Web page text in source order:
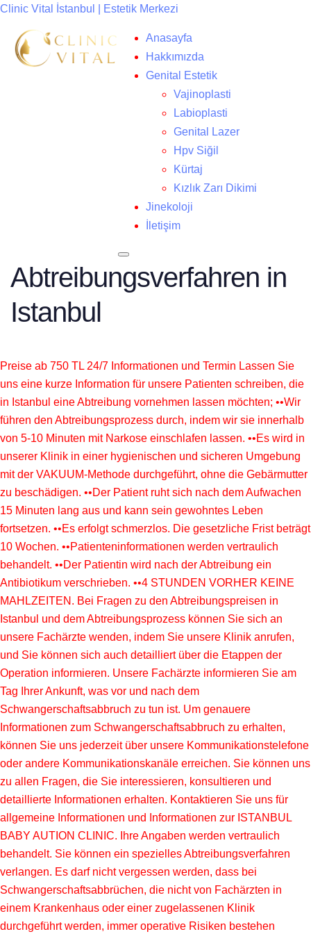
Clinic Vital İstanbul | Estetik Merkezi
Anasayfa
Hakkımızda
Genital Estetik
Vajinoplasti
Labioplasti
Genital Lazer
Hpv Siğil
Kürtaj
Kızlık Zarı Dikimi
Jinekoloji
İletişim
Abtreibungsverfahren in
Istanbul
Preise ab 750 TL 24/7 Informationen und Termin Lassen Sie
uns eine kurze Information für unsere Patienten schreiben, die
in Istanbul eine Abtreibung vornehmen lassen möchten; ••Wir
führen den Abtreibungsprozess durch, indem wir sie innerhalb
von 5-10 Minuten mit Narkose einschlafen lassen. ••Es wird in
unserer Klinik in einer hygienischen und sicheren Umgebung
mit der VAKUUM-Methode durchgeführt, ohne die Gebärmutter
zu beschädigen. ••Der Patient ruht sich nach dem Aufwachen
15 Minuten lang aus und kann sein gewohntes Leben
fortsetzen. ••Es erfolgt schmerzlos. Die gesetzliche Frist beträgt
10 Wochen. ••Patienteninformationen werden vertraulich
behandelt. ••Der Patientin wird nach der Abtreibung ein
Antibiotikum verschrieben. ••4 STUNDEN VORHER KEINE
MAHLZEITEN. Bei Fragen zu den Abtreibungspreisen in
Istanbul und dem Abtreibungsprozess können Sie sich an
unsere Fachärzte wenden, indem Sie unsere Klinik anrufen,
und Sie können sich auch detailliert über die Etappen der
Operation informieren. Unsere Fachärzte informieren Sie am
Tag Ihrer Ankunft, was vor und nach dem
Schwangerschaftsabbruch zu tun ist. Um genauere
Informationen zum Schwangerschaftsabbruch zu erhalten,
können Sie uns jederzeit über unsere Kommunikationstelefone
oder andere Kommunikationskanäle erreichen. Sie können uns
zu allen Fragen, die Sie interessieren, konsultieren und
detaillierte Informationen erhalten. Kontaktieren Sie uns für
allgemeine Informationen und Informationen zur ISTANBUL
BABY AUTION CLINIC. Ihre Angaben werden vertraulich
behandelt. Sie können ein spezielles Abtreibungsverfahren
verlangen. Es darf nicht vergessen werden, dass bei
Schwangerschaftsabbrüchen, die nicht von Fachärzten in
einem Krankenhaus oder einer zugelassenen Klinik
durchgeführt werden, immer operative Risiken bestehen